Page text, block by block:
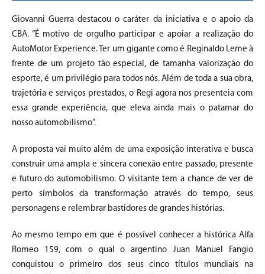
Giovanni Guerra destacou o caráter da iniciativa e o apoio da
CBA. “É motivo de orgulho participar e apoiar a realização do
AutoMotor Experience. Ter um gigante como é Reginaldo Leme à
frente de um projeto tão especial, de tamanha valorização do
esporte, é um privilégio para todos nós. Além de toda a sua obra,
trajetória e serviços prestados, o Regi agora nos presenteia com
essa grande experiência, que eleva ainda mais o patamar do
nosso automobilismo”.
A proposta vai muito além de uma exposição interativa e busca
construir uma ampla e sincera conexão entre passado, presente
e futuro do automobilismo. O visitante tem a chance de ver de
perto símbolos da transformação através do tempo, seus
personagens e relembrar bastidores de grandes histórias.
Ao mesmo tempo em que é possível conhecer a histórica Alfa
Romeo 159, com o qual o argentino Juan Manuel Fangio
conquistou o primeiro dos seus cinco títulos mundiais na